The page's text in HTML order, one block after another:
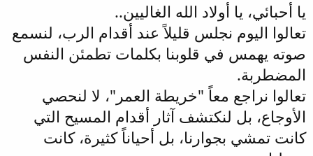
يا أحبائي، يا أولاد الله الغاليين..
تعالوا اليوم نجلس قليلاً عند أقدام الرب، لنسمع
صوته يهمس في قلوبنا بكلمات تطمئن النفس
المضطربة.
تعالوا نراجع معاً "خريطة العمر"، لا لنحصي
الأوجاع، بل لنكتشف آثار أقدام المسيح التي
كانت تمشي بجوارنا، بل أحياناً كثيرة، كانت